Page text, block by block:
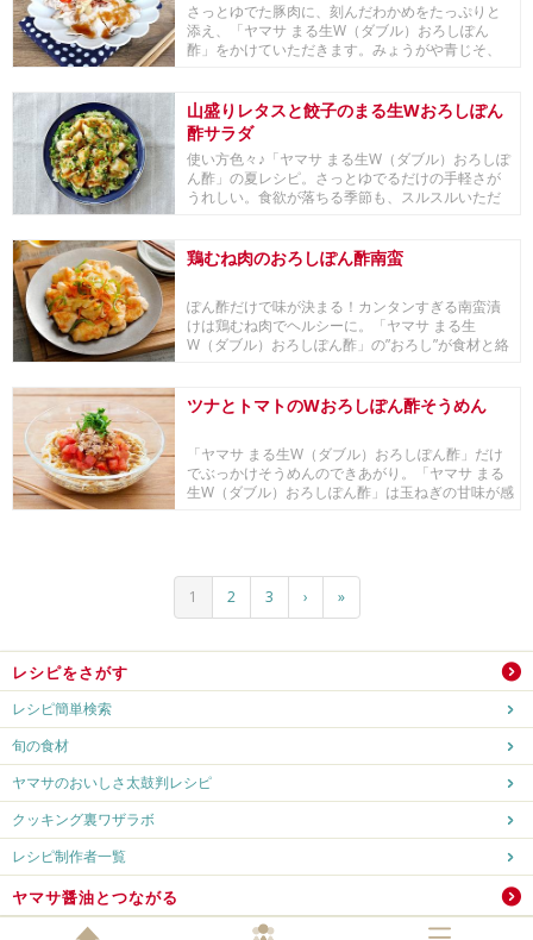
さっとゆでた豚肉に、刻んだわかめをたっぷりと
添え、「ヤマサ まる生W（ダブル）おろしぽん
酢」をかけていただきます。みょうがや青じそ、
山盛りレタスと餃子のまる生Wおろしぽん
酢サラダ
使い方色々♪「ヤマサ まる生W（ダブル）おろしぽ
ん酢」の夏レシピ。さっとゆでるだけの手軽さが
うれしい。食欲が落ちる季節も、スルスルいただ
鶏むね肉のおろしぽん酢南蛮
ぽん酢だけで味が決まる！カンタンすぎる南蛮漬
けは鶏むね肉でヘルシーに。「ヤマサ まる生
W（ダブル）おろしぽん酢」の”おろし”が食材と絡
ツナとトマトのWおろしぽん酢そうめん
「ヤマサ まる生W（ダブル）おろしぽん酢」だけ
でぶっかけそうめんのできあがり。「ヤマサ まる
生W（ダブル）おろしぽん酢」は玉ねぎの甘味が感
1 2 3 › »
レシピをさがす
レシピ簡単検索
旬の食材
ヤマサのおいしさ太鼓判レシピ
クッキング裏ワザラボ
レシピ制作者一覧
ヤマサ醤油とつながる